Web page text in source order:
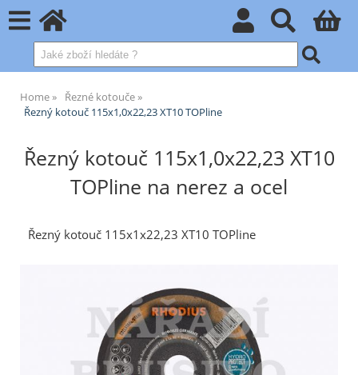
Home
Řezné kotouče
Řezný kotouč 115x1,0x22,23 XT10 TOPline
Řezný kotouč 115x1,0x22,23 XT10
TOPline na nerez a ocel
Řezný kotouč 115x1x22,23 XT10 TOPline